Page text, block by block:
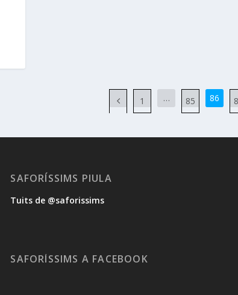
1 … 85 86
SAFORÍSSIMS PIULA
Tuits de @saforissims
SAFORÍSSIMS A FACEBOOK